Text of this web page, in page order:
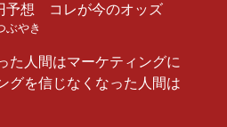
予想 コレが今のオッズ
ぶやき
た人間はマーケティングに
グを信じなくなった人間は